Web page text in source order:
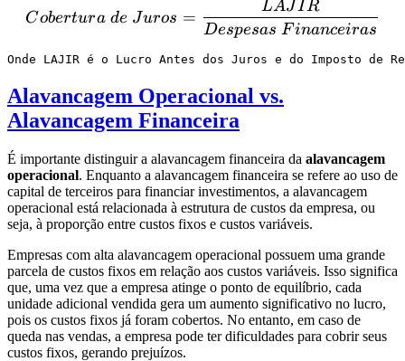
Cobertura \ de \ Juros =
Cobertura de Juros =
Despesas Financeiras
LAJIR
Alavancagem Operacional vs.
Alavancagem Financeira
É importante distinguir a alavancagem financeira da alavancagem
operacional. Enquanto a alavancagem financeira se refere ao uso de
capital de terceiros para financiar investimentos, a alavancagem
operacional está relacionada à estrutura de custos da empresa, ou
seja, à proporção entre custos fixos e custos variáveis.
Empresas com alta alavancagem operacional possuem uma grande
parcela de custos fixos em relação aos custos variáveis. Isso significa
que, uma vez que a empresa atinge o ponto de equilíbrio, cada
unidade adicional vendida gera um aumento significativo no lucro,
pois os custos fixos já foram cobertos. No entanto, em caso de
queda nas vendas, a empresa pode ter dificuldades para cobrir seus
custos fixos, gerando prejuízos.